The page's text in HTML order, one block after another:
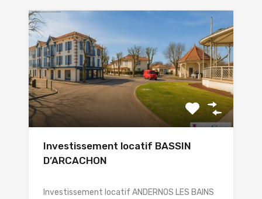
Investissement locatif BASSIN
D’ARCACHON
Investissement locatif ANDERNOS LES BAINS